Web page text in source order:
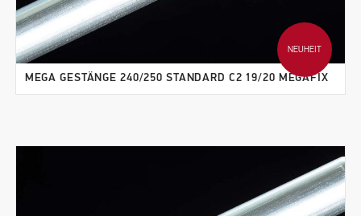
NEUHEIT
MEGA GESTÄNGE 240/250 STANDARD C2 19/20 MEGAFIX